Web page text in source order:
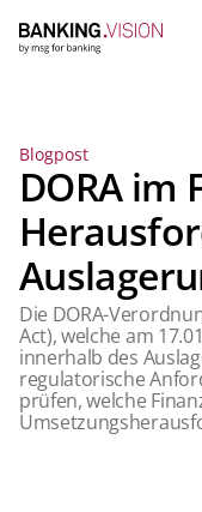
Blogpost
DORA im
Die DORA-
Act), welche am
innerhalb des
regulatorische
prüfen, welche